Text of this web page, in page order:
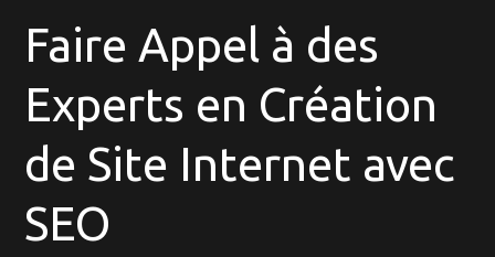
Faire Appel à des
Experts en Création
de Site Internet avec
SEO